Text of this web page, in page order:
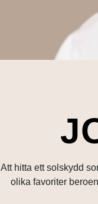
Att hitta ett solskydd
olika favoriter